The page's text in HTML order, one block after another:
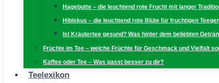
Hagebutte – die leuchtend rote Frucht mit langer
Hibiskus – die leuchtend rote Blüte für fruchtigen
Ist Kräutertee gesund? Was hinter dem beliebten
Früchte im Tee – welche Früchte für Geschmack und Vielfalt
Kaffee oder Tee – Was passt besser zu dir?
Teelexikon